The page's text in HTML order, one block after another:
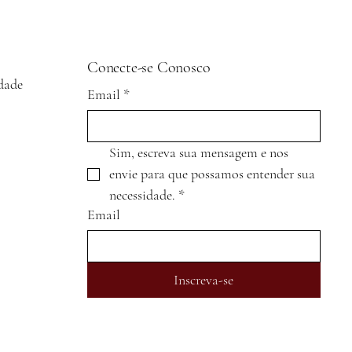
Conecte-se Conosco
Email *
Sim, escreva sua mensagem e nos
envie para que possamos entender sua
necessidade. *
Email
Inscreva-se